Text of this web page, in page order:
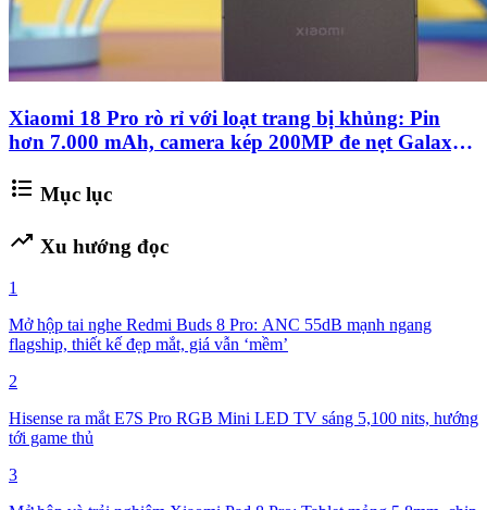
Xiaomi 18 Pro rò rỉ với loạt trang bị khủng: Pin
hơn 7.000 mAh, camera kép 200MP đe nẹt Galaxy
format_list_bulleted Mục lục
trending_up Xu hướng đọc
1
Mở hộp tai nghe Redmi Buds 8 Pro: ANC 55dB mạnh ngang
flagship, thiết kế đẹp mắt, giá vẫn ‘mềm’
2
Hisense ra mắt E7S Pro RGB Mini LED TV sáng 5,100 nits, hướng
tới game thủ
3